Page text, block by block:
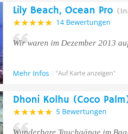
Lily Beach, Ocean Pro
14 Bewertungen
Wir waren im Dezember 2013
Mehr Infos "Auf Karte anzeigen"
Dhoni Kolhu (Coco
5 Bewertungen